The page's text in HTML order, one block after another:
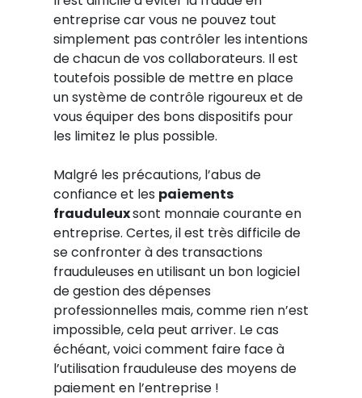
entreprise car vous ne pouvez tout
simplement pas contrôler les intentions
de chacun de vos collaborateurs. Il est
toutefois possible de mettre en place
un système de contrôle rigoureux et de
vous équiper des bons dispositifs pour
les limitez le plus possible.
Malgré les précautions, l’abus de
confiance et les paiements
frauduleuxsont monnaie courante en
entreprise. Certes, il est très difficile de
se confronter à des transactions
frauduleuses en utilisant un bon logiciel
de gestion des dépenses
professionnelles mais, comme rien n’est
impossible, cela peut arriver. Le cas
échéant, voici comment faire face à
l’utilisation frauduleuse des moyens de
paiement en l’entreprise !